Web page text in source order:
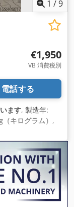
1 /9
€1,950
VB 消費税別
電話する
ます, 製造年:
キログラム） ,
, フォーク長: